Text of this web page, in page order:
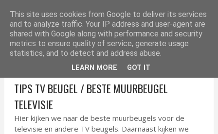
ELEKTRONICA TIPS
TIPS TV BEUGEL / BESTE MUURBEUGEL
TELEVISIE
Hier kijken we naar de beste muurbeugels voor de
televisie en andere TV beugels. Daarnaast kijken we
This site uses cookies from Google to deliver its services
and to analyze traffic. Your IP address and user-agent are
shared with Google along with performance and security
metrics to ensure quality of service, generate usage
statistics, and to detect and address abuse.
LEARN MORE GOT IT